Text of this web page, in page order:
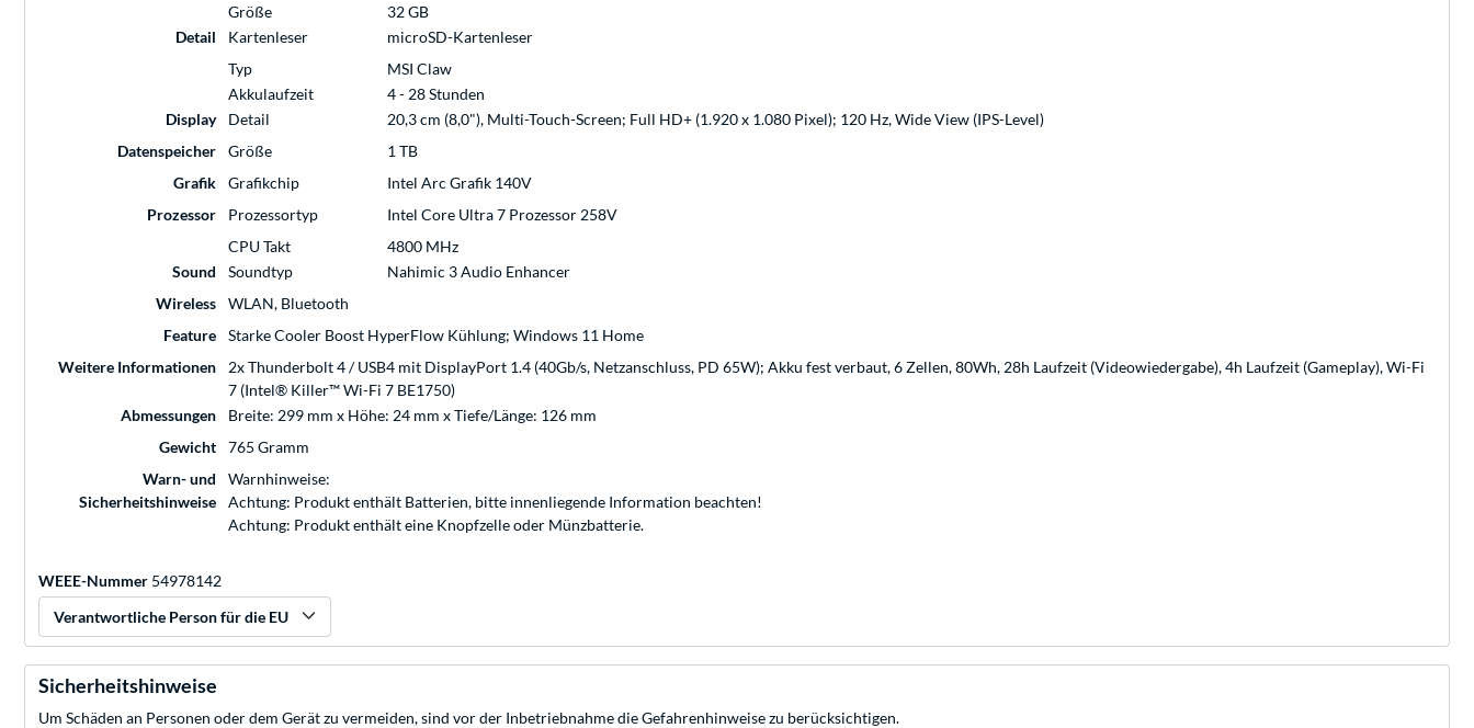
Größe
32 GB
Detail
Kartenleser
microSD-Kartenleser
Typ
MSI Claw
Akkulaufzeit
4 - 28 Stunden
Display
Detail
20,3 cm (8,0"), Multi-Touch-Screen; Full HD+ (1.920 x 1.080 Pixel); 120 Hz, Wide View (IPS-Level)
Datenspeicher
Größe
1 TB
Grafik
Grafikchip
Intel Arc Grafik 140V
Prozessor
Prozessortyp
Intel Core Ultra 7 Prozessor 258V
CPU Takt
4800 MHz
Sound
Soundtyp
Nahimic 3 Audio Enhancer
Wireless
WLAN, Bluetooth
Feature
Starke Cooler Boost HyperFlow Kühlung; Windows 11 Home
Weitere Informationen
2x Thunderbolt 4 /​ USB4 mit DisplayPort 1.4 (40Gb/​s, Netzanschluss, PD 65W); Akku fest verbaut, 6 Zellen, 80Wh, 28h Laufzeit (Videowiedergabe), 4h Laufzeit (Gameplay), Wi-Fi
7 (Intel® Killer™ Wi-Fi 7 BE1750)
Abmessungen
Breite: 299 mm x Höhe: 24 mm x Tiefe/Länge: 126 mm
Gewicht
765 Gramm
Warn- und
Sicherheitshinweise
Warnhinweise:
Achtung: Produkt enthält Batterien, bitte innenliegende Information beachten!
Achtung: Produkt enthält eine Knopfzelle oder Münzbatterie.
WEEE-Nummer 54978142
Verantwortliche Person für die EU
Sicherheitshinweise
Um Schäden an Personen oder dem Gerät zu vermeiden, sind vor der Inbetriebnahme die Gefahrenhinweise zu berücksichtigen.